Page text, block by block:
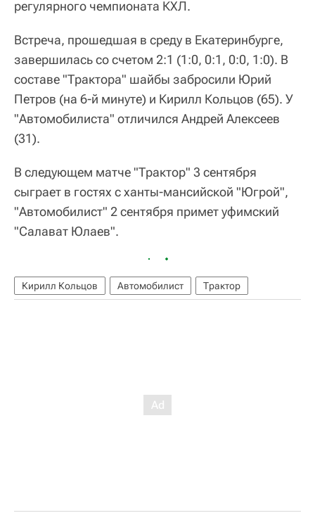
регулярного чемпионата КХЛ.
Встреча, прошедшая в среду в Екатеринбурге,
завершилась со счетом 2:1 (1:0, 0:1, 0:0, 1:0). В
составе "Трактора" шайбы забросили Юрий
Петров (на 6-й минуте) и Кирилл Кольцов (65). У
"Автомобилиста" отличился Андрей Алексеев
(31).
В следующем матче "Трактор" 3 сентября
сыграет в гостях с ханты-мансийской "Югрой",
"Автомобилист" 2 сентября примет уфимский
"Салават Юлаев".
Кирилл Кольцов Автомобилист Трактор